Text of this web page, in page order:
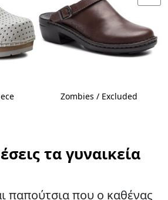
Zombies / Excluded
τα γυναικεία
παπούτσια που ο καθένας